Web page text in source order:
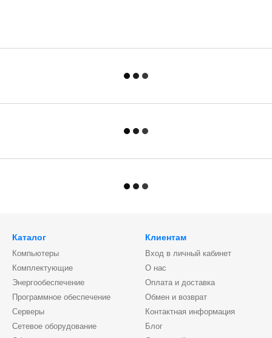
Каталог
Компьютеры
Комплектующие
Энергообеспечение
Программное обеспечение
Серверы
Сетевое оборудование
Клиентам
Вход в личный кабинет
О нас
Оплата и доставка
Обмен и возврат
Контактная информация
Блог